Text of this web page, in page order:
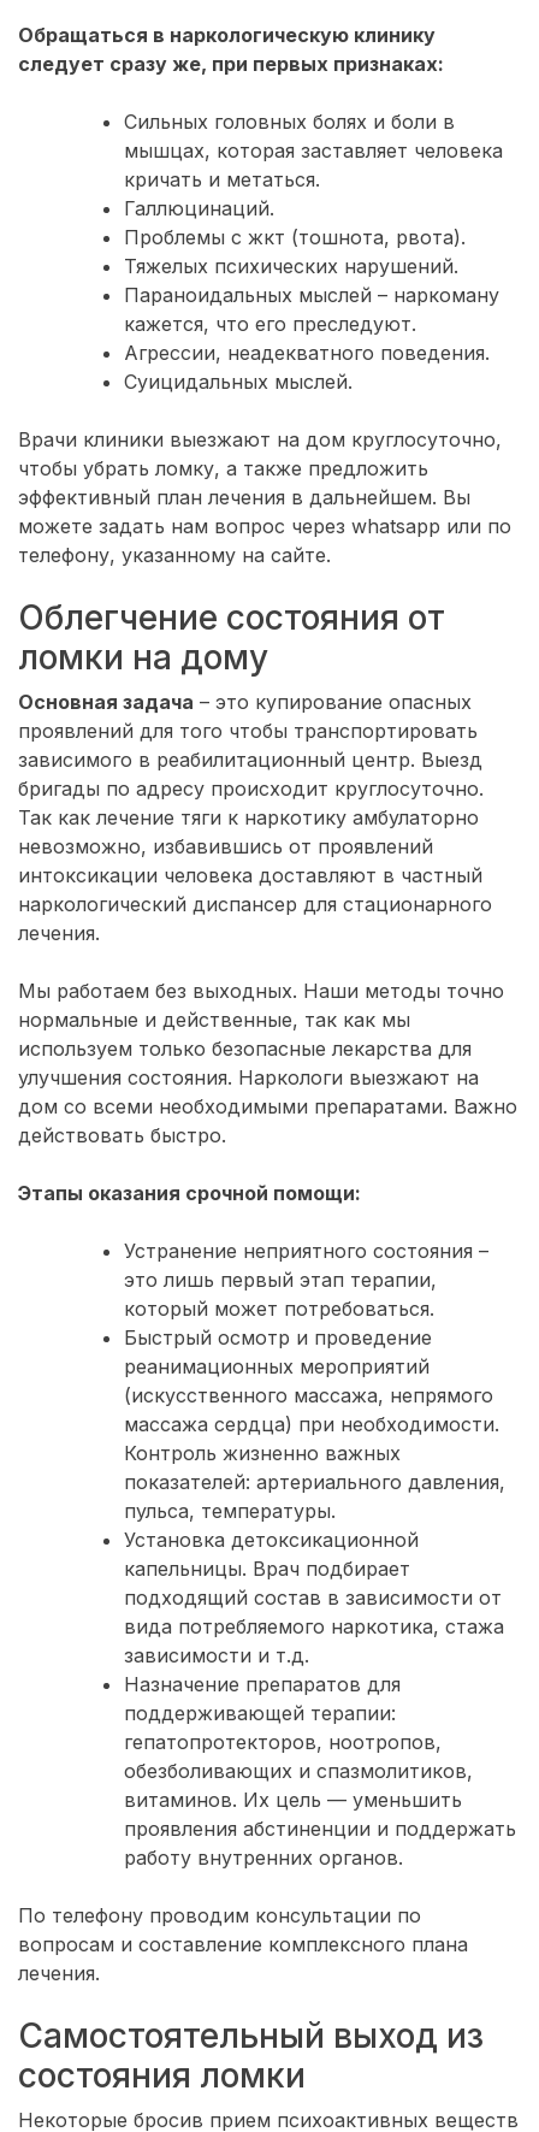
Обращаться в наркологическую клинику
следует сразу же, при первых признаках:
Сильных головных болях и боли в
мышцах, которая заставляет человека
кричать и метаться.
Галлюцинаций.
Проблемы с жкт (тошнота, рвота).
Тяжелых психических нарушений.
Параноидальных мыслей – наркоману
кажется, что его преследуют.
Агрессии, неадекватного поведения.
Суицидальных мыслей.
Врачи клиники выезжают на дом круглосуточно,
чтобы убрать ломку, а также предложить
эффективный план лечения в дальнейшем. Вы
можете задать нам вопрос через whatsapp или по
телефону, указанному на сайте.
Облегчение состояния от
ломки на дому
Основная задача – это купирование опасных
проявлений для того чтобы транспортировать
зависимого в реабилитационный центр. Выезд
бригады по адресу происходит круглосуточно.
Так как лечение тяги к наркотику амбулаторно
невозможно, избавившись от проявлений
интоксикации человека доставляют в частный
наркологический диспансер для стационарного
лечения.
Мы работаем без выходных. Наши методы точно
нормальные и действенные, так как мы
используем только безопасные лекарства для
улучшения состояния. Наркологи выезжают на
дом со всеми необходимыми препаратами. Важно
действовать быстро.
Этапы оказания срочной помощи:
Устранение неприятного состояния –
это лишь первый этап терапии,
который может потребоваться.
Быстрый осмотр и проведение
реанимационных мероприятий
(искусственного массажа, непрямого
массажа сердца) при необходимости.
Контроль жизненно важных
показателей: артериального давления,
пульса, температуры.
Установка детоксикационной
капельницы. Врач подбирает
подходящий состав в зависимости от
вида потребляемого наркотика, стажа
зависимости и т.д.
Назначение препаратов для
поддерживающей терапии:
гепатопротекторов, ноотропов,
обезболивающих и спазмолитиков,
витаминов. Их цель — уменьшить
проявления абстиненции и поддержать
работу внутренних органов.
По телефону проводим консультации по
вопросам и составление комплексного плана
лечения.
Самостоятельный выход из
состояния ломки
Некоторые бросив прием психоактивных веществ